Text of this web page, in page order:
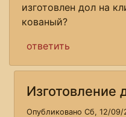
изготовлен дол на
кованый?
ответить
Изготовление
Опубликовано Сб, 12/09/